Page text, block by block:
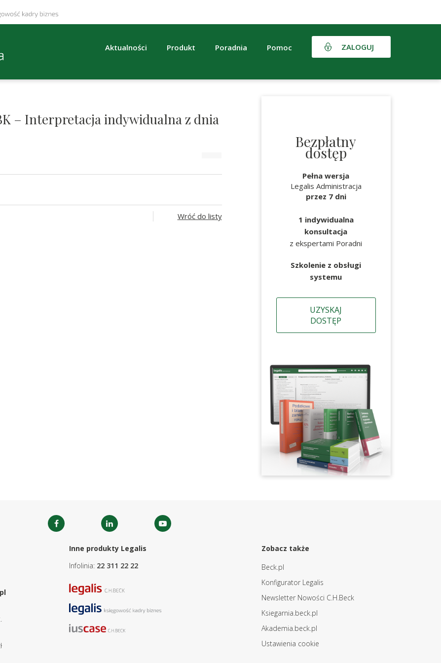
Aktualności Produkt Poradnia Pomoc ZALOGUJ
– Interpretacja indywidualna z dnia
Wróć do listy
Bezpłatny
dostęp
Pełna wersja
Legalis Administracja
przez 7 dni
1 indywidualna
konsultacja
z ekspertami Poradni
Szkolenie z obsługi
systemu
UZYSKAJ
DOSTĘP
Inne produkty Legalis
Infolinia: 22 311 22 22
Zobacz także
Beck.pl
Konfigurator Legalis
Newsletter Nowości C.H.Beck
Ksiegarnia.beck.pl
Akademia.beck.pl
Ustawienia cookie